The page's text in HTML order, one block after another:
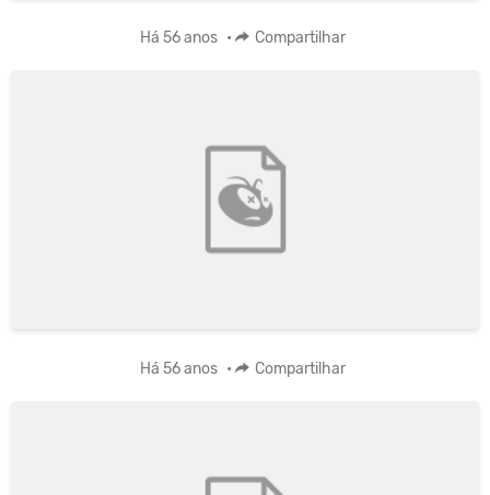
Há 56 anos • Compartilhar
Há 56 anos • Compartilhar